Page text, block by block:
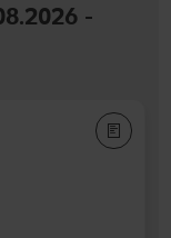
-